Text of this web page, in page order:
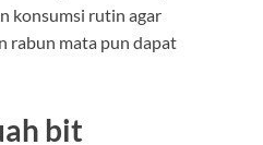
konsumsi rutin agar
rabun mata pun dapat
bit